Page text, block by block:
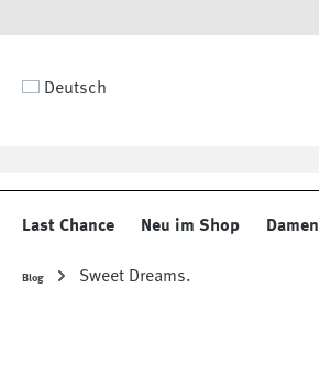
Deutsch
Last Chance Neu im Shop Damen
Blog Sweet Dreams.